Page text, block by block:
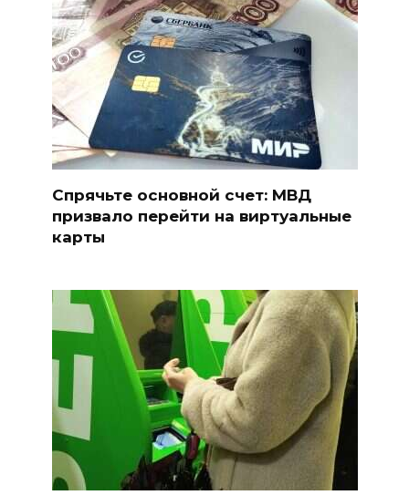
Спрячьте основной счет: МВД
призвало перейти на виртуальные
карты